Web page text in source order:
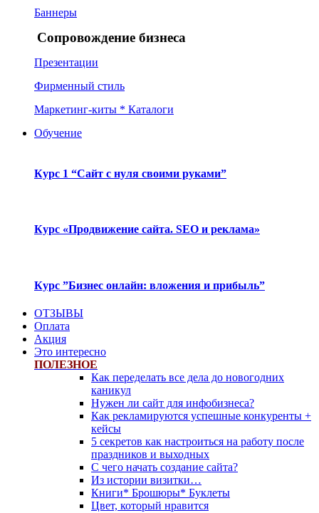
Баннеры
Сопровождение бизнеса
Презентации
Фирменный стиль
Маркетинг-киты * Каталоги
Обучение
Курс 1 “Сайт с нуля своими руками”
Курс «Продвижение сайта. SEO и реклама»
Курс ”Бизнес онлайн: вложения и прибыль”
ОТЗЫВЫ
Оплата
Акция
Это интересно
ПОЛЕЗНОЕ
Как переделать все дела до новогодних
каникул
Нужен ли сайт для инфобизнеса?
Как рекламируются успешные конкуренты +
кейсы
5 секретов как настроиться на работу после
праздников и выходных
С чего начать создание сайта?
Из истории визитки…
Книги* Брошюры* Буклеты
Цвет, который нравится